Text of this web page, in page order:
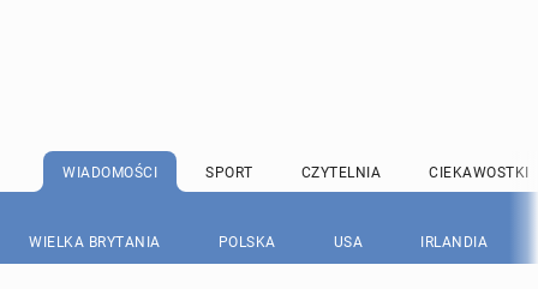
WIADOMOŚCI SPORT CZYTELNIA CIEKAWOSTKI
WIELKA BRYTANIA POLSKA USA IRLANDIA